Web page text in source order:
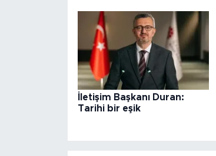
İletişim Başkanı Duran:
Tarihi bir eşik